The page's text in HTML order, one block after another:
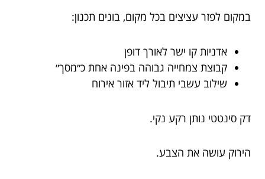
במקום לפזר עציצים בכל מקום, בונים תכנון:
אדניות קו ישר לאורך דופן
קבוצת צמחייה גבוהה בפינה אחת כ״מסך״
שילוב עשבי תיבול ליד אזור אירוח
דק סינטטי נותן רקע נקי.
הירוק עושה את הצבע.